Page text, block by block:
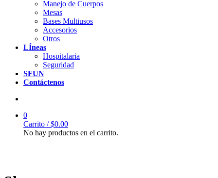
Manejo de Cuerpos
Mesas
Bases Multiusos
Accesorios
Otros
LÍneas
Hospitalaria
Seguridad
SFUN
Contáctenos
0
Carrito /$0.00
No hay productos en el carrito.